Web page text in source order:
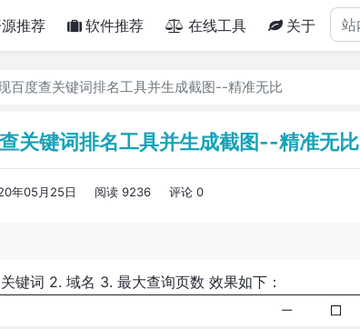
推荐 软件推荐 在线工具 关于
百度查关键词排名工具并生成截图--精准无比
关键词排名工具并生成截图--精准无比
年05月25日 阅读 9236 评论 0
键词 2. 域名 3. 最大查询页数 效果如下：